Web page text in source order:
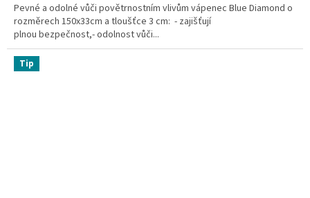
Pevné a odolné vůči povětrnostním vlivům vápenec Blue Diamond o
rozměrech 150x33cm a tloušťce 3 cm: - zajišťují
plnou bezpečnost,- odolnost vůči...
Tip